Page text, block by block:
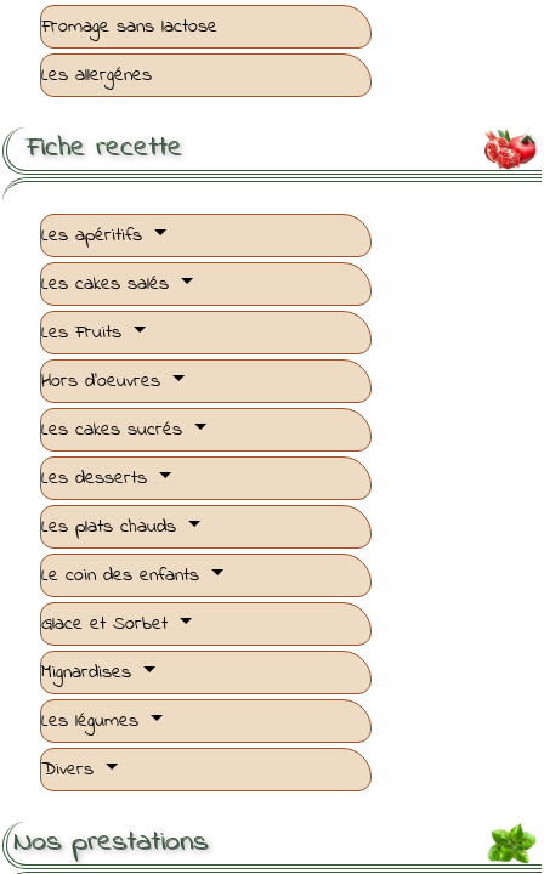
Fromage sans lactose
Les allergénes

Fiche recette
Les apéritifs
Les cakes salés
Les Fruits
Hors d'oeuvres
Les cakes sucrés
Les desserts
Les plats chauds
Le coin des enfants
Glace et Sorbet
Mignardises
Les légumes
Divers
Nos prestations